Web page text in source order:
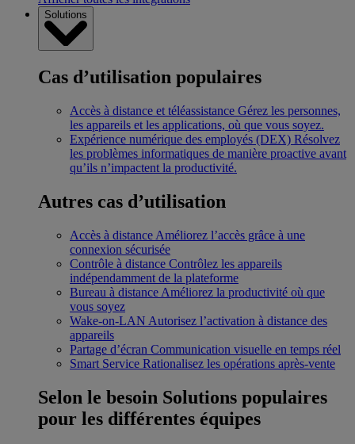
Solutions
Cas d’utilisation populaires
Accès à distance et téléassistance Gérez les personnes,
les appareils et les applications, où que vous soyez.
Expérience numérique des employés (DEX) Résolvez
les problèmes informatiques de manière proactive avant
qu’ils n’impactent la productivité.
Autres cas d’utilisation
Accès à distance Améliorez l’accès grâce à une
connexion sécurisée
Contrôle à distance Contrôlez les appareils
indépendamment de la plateforme
Bureau à distance Améliorez la productivité où que
vous soyez
Wake-on-LAN Autorisez l’activation à distance des
appareils
Partage d’écran Communication visuelle en temps réel
Smart Service Rationalisez les opérations après-vente
Selon le besoin Solutions populaires
pour les différentes équipes